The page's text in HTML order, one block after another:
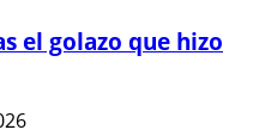
el golazo que hizo